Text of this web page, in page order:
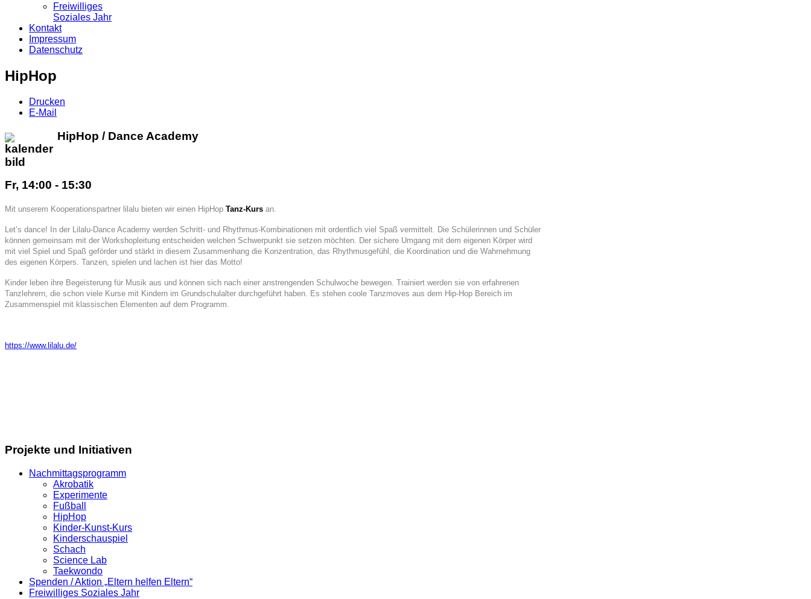
Freiwilliges
Soziales Jahr
Kontakt
Impressum
Datenschutz
HipHop
Drucken
E-Mail
HipHop / Dance Academy
Fr, 14:00 - 15:30
Mit unserem Kooperationspartner lilalu bieten wir einen HipHop Tanz-Kurs an.
Let’s dance! In der Lilalu-Dance Academy werden Schritt- und Rhythmus-Kombinationen mit ordentlich viel Spaß vermittelt. Die Schülerinnen und Schüler
können gemeinsam mit der Workshopleitung entscheiden welchen Schwerpunkt sie setzen möchten. Der sichere Umgang mit dem eigenen Körper wird
mit viel Spiel und Spaß geförder und stärkt in diesem Zusammenhang die Konzentration, das Rhythmusgefühl, die Koordination und die Wahrnehmung
des eigenen Körpers. Tanzen, spielen und lachen ist hier das Motto!
Kinder leben ihre Begeisterung für Musik aus und können sich nach einer anstrengenden Schulwoche bewegen. Trainiert werden sie von erfahrenen
Tanzlehrern, die schon viele Kurse mit Kindern im Grundschulalter durchgeführt haben. Es stehen coole Tanzmoves aus dem Hip-Hop Bereich im
Zusammenspiel mit klassischen Elementen auf dem Programm.
https://www.lilalu.de/
Projekte und Initiativen
Nachmittagsprogramm
Akrobatik
Experimente
Fußball
HipHop
Kinder-Kunst-Kurs
Kinderschauspiel
Schach
Science Lab
Taekwondo
Spenden / Aktion „Eltern helfen Eltern“
Freiwilliges Soziales Jahr